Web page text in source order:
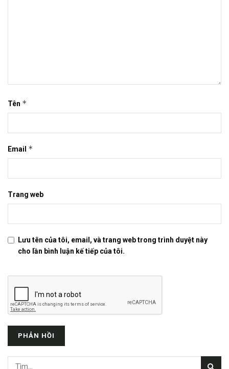
Tên *
Email *
Trang web
Lưu tên của tôi, email, và trang web trong trình duyệt này
cho lần bình luận kế tiếp của tôi.